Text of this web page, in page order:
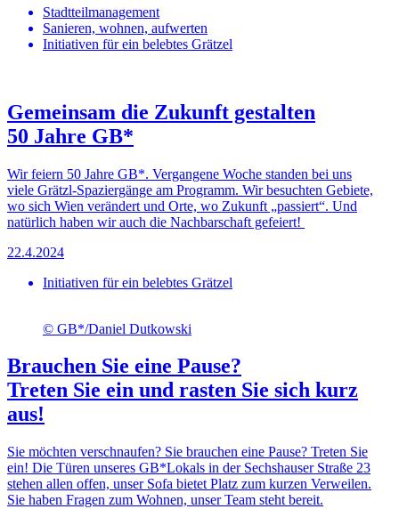
Stadtteilmanagement
Sanieren, wohnen, aufwerten
Initiativen für ein belebtes Grätzel
Gemeinsam die Zukunft gestalten
50 Jahre GB*
Wir feiern 50 Jahre GB*. Vergangene Woche standen bei uns
viele Grätzl-Spaziergänge am Programm. Wir besuchten Gebiete,
wo sich Wien verändert und Orte, wo Zukunft „passiert“. Und
natürlich haben wir auch die Nachbarschaft gefeiert!
22.4.2024
Initiativen für ein belebtes Grätzel
© GB*/Daniel Dutkowski
Brauchen Sie eine Pause?
Treten Sie ein und rasten Sie sich kurz
aus!
Sie möchten verschnaufen? Sie brauchen eine Pause? Treten Sie
ein! Die Türen unseres GB*Lokals in der Sechshauser Straße 23
stehen allen offen, unser Sofa bietet Platz zum kurzen Verweilen.
Sie haben Fragen zum Wohnen, unser Team steht bereit.